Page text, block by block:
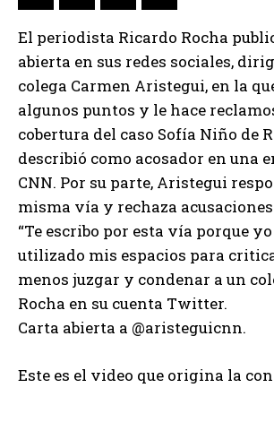
El periodista Ricardo Rocha
abierta en sus redes sociales,
colega Carmen Aristegui, en la
algunos puntos y le hace
cobertura del caso Sofía Niño de
describió como acosador en una
CNN. Por su parte, Aristegui
misma vía y rechaza
“Te escribo por esta vía porque
utilizado mis espacios para
menos juzgar y condenar a un
Rocha en su cuenta Twitter.
Carta abierta a @aristeguicnn.
Este es el video que origina la